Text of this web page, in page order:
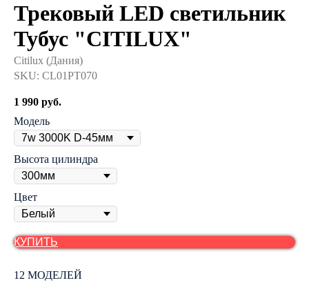
Трековый LED светильник
Тубус "CITILUX"
Citilux (Дания)
SKU: CL01PT070
1 990 руб.
Модель
Высота цилиндра
Цвет
КУПИТЬ
12 МОДЕЛЕЙ